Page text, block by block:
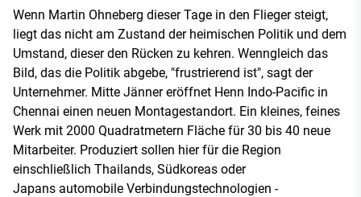
Wenn Martin Ohneberg dieser Tage in den Flieger steigt,
liegt das nicht am Zustand der heimischen Politik und dem
Umstand, dieser den Rücken zu kehren. Wenngleich das
Bild, das die Politik abgebe, "frustrierend ist", sagt der
Unternehmer. Mitte Jänner eröffnet Henn Indo-Pacific in
Chennai einen neuen Montagestandort. Ein kleines, feines
Werk mit 2000 Quadratmetern Fläche für 30 bis 40 neue
Mitarbeiter. Produziert sollen hier für die Region
einschließlich Thailands, Südkoreas oder
Japans automobile Verbindungstechnologien -